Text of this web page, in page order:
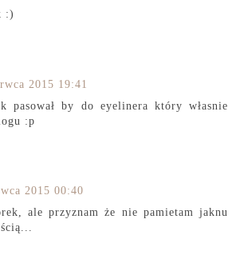
:)
2015 19:41
pasował by do eyelinera który własnie
:p
2015 00:40
ale przyznam że nie pamietam jaknu